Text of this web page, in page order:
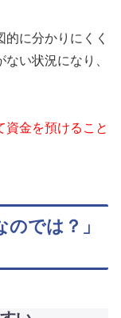
に分かりにくく
い状況になり、
資金を預けること
では？」